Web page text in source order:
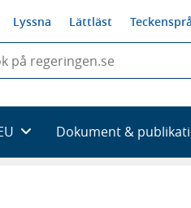
Lyssna Lättläst
Dokument &